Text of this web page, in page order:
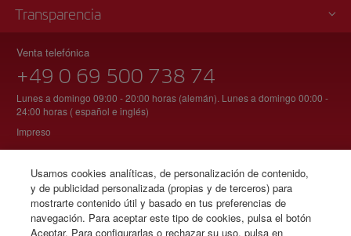
Transparencia
Venta telefónica
+49 0 69 500 738 74
Lunes a domingo 09:00 - 20:00 horas (alemán). Lunes a domingo 00:00 -
24:00 horas ( español e inglés)
Impreso
© Iberia 2026
Usamos cookies analíticas, de personalización de contenido,
y de publicidad personalizada (propias y de terceros) para
mostrarte contenido útil y basado en tus preferencias de
navegación. Para aceptar este tipo de cookies, pulsa el botón
Aceptar. Para configurarlas o rechazar su uso, pulsa en